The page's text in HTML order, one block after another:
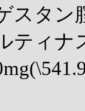
スタ
ティナ